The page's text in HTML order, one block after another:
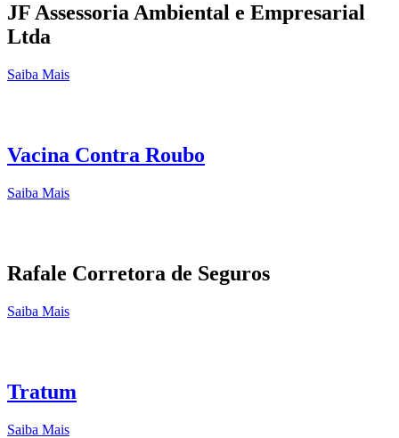
JF Assessoria Ambiental e Empresarial
Ltda
Saiba Mais
Vacina Contra Roubo
Saiba Mais
Rafale Corretora de Seguros
Saiba Mais
Tratum
Saiba Mais